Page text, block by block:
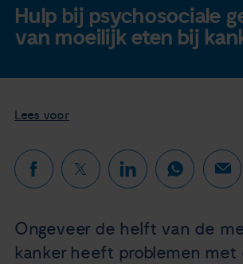
Nieuws
Leven met
Thymuskankers
Steun ons
Hulp bij psychosociale
van moeilijk eten bij
Lees voor
Ongeveer de helft van de
kanker heeft problemen